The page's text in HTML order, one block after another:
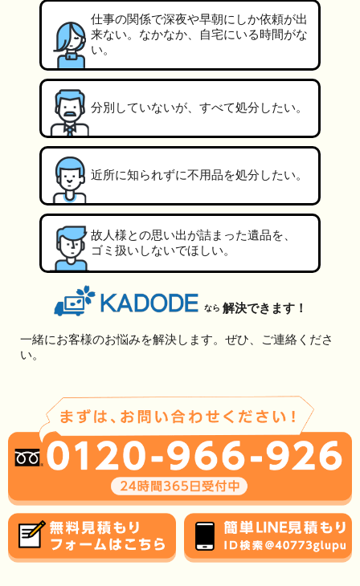
仕事の関係で深夜や早朝にしか依頼が出
来ない。なかなか、自宅にいる時間がな
い。
分別していないが、すべて処分したい。
近所に知られずに不用品を処分したい。
故人様との思い出が詰まった遺品を、
ゴミ扱いしないでほしい。
なら 解決できます！
一緒にお客様のお悩みを解決します。ぜひ、ご連絡くださ
い。